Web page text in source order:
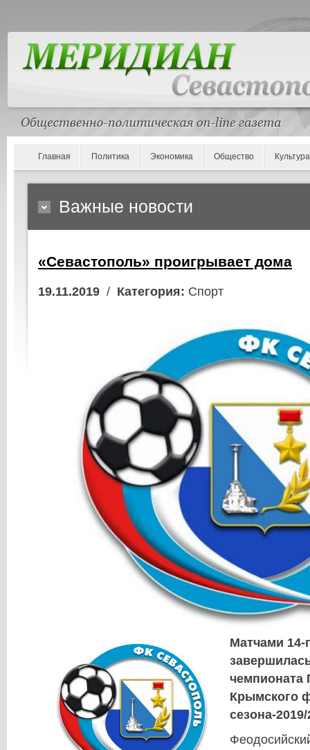
Главная Политика Экономика Общество Культура
Важные новости
«Севастополь» проигрывает дома
19.11.2019 / Категория: Спорт
Матчами 14-
чемпионата
Крымского
сезона-2019/